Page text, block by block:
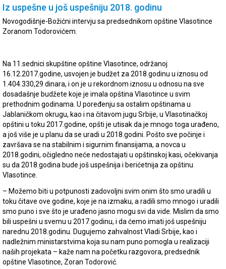
Iz uspešne u još uspešniju 2018. godinu
Novogodišnje-Božićni intervju sa predsednikom opštine Vlasotince
Zoranom Todorovićem.
Na 11.sednici skupštine opštine Vlasotince, održanoj
16.12.2017.godine, usvojen je budžet za 2018.godinu u iznosu od
1.404.330,29 dinara, i on je u rekordnom iznosu u odnosu na sve
dosadašnje budžete koje je imala opština Vlasotince u svim
prethodnim godinama. U poređenju sa ostalim opštinama u
Jablaničkom okrugu, kao i na čitavom jugu Srbije, u Vlasotinačkoj
opštini u toku 2017.godine, opšti je utisak da je mnogo toga urađeno,
a još više je u planu da se uradi u 2018.godini. Pošto sve počinje i
završava se na stabilnim i sigurnim finansijama, a novca u
2018.godini, očigledno neće nedostajati u opštinskoj kasi, očekivanja
su da 2018.godina bude još uspešnija i berićetnija za opštinu
Vlasotince.
– Možemo biti u potpunosti zadovoljni svim onim što smo uradili u
toku čitave ove godine, koje je na izmaku, a radili smo mnogo i uradili
smo puno i sve što je urađeno jasno mogu svi da vide. Mislim da smo
bili uspešni u svemu u 2017.godinu, i da ćemo imati još uspešniju
narednu 2018.godinu. Dugujemo zahvalnost Vladi Srbije, kao i
nadležnim ministarstvima koja su nam puno pomogla u realizaciji
naših projekata – kaže nam na početku razgovora, predsednik
opštine Vlasotince, Zoran Todorović.